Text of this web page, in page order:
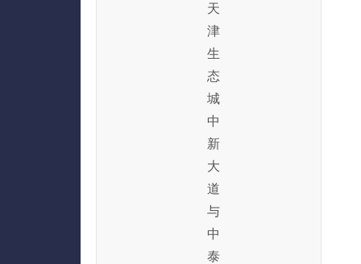
天
津
生
态
城
中
新
大
道
与
中
泰